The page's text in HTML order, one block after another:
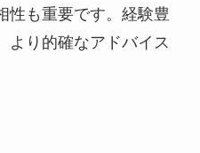
性も重要です。経験豊
より的確なアドバイス